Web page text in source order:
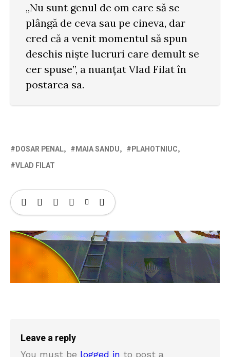
„Nu sunt genul de om care să se
plângă de ceva sau pe cineva, dar
cred că a venit momentul să spun
deschis nişte lucruri care demult se
cer spuse”, a nuanțat Vlad Filat în
postarea sa.
DOSAR PENAL MAIA SANDU
PLAHOTNIUC
VLAD FILAT
Leave a reply
You must be logged in to post a